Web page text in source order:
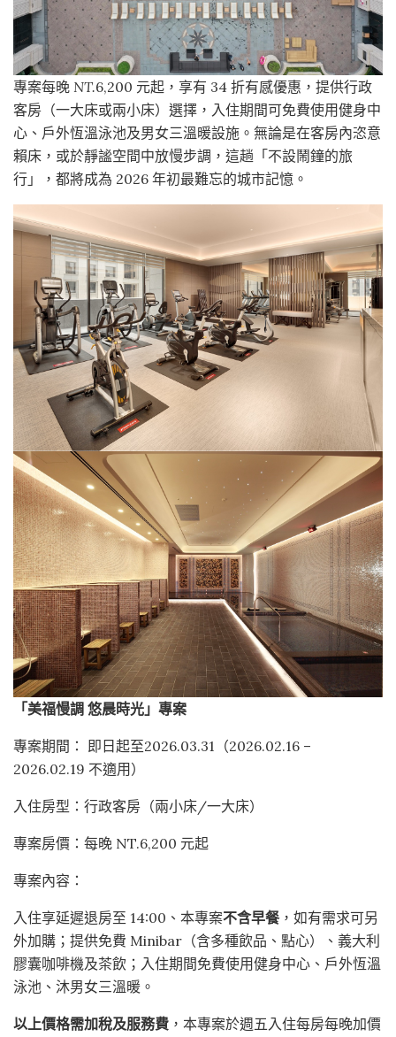
專案每晚 NT.6,200 元起，享有 34 折有感優惠，提供行政
客房（一大床或兩小床）選擇，入住期間可免費使用健身中
心、戶外恆溫泳池及男女三溫暖設施。無論是在客房內恣意
賴床，或於靜謐空間中放慢步調，這趟「不設鬧鐘的旅
行」，都將成為 2026 年初最難忘的城市記憶。
「美福慢調 悠晨時光」專案
專案期間： 即日起至2026.03.31（2026.02.16 –
2026.02.19 不適用）
入住房型：行政客房（兩小床/一大床）
專案房價：每晚 NT.6,200 元起
專案內容：
入住享延遲退房至 14:00、本專案不含早餐，如有需求可另
外加購；提供免費 Minibar（含多種飲品、點心）、義大利
膠囊咖啡機及茶飲；入住期間免費使用健身中心、戶外恆溫
泳池、沐男女三溫暖。
以上價格需加稅及服務費 ，本專案於週五入住每房每晚加價